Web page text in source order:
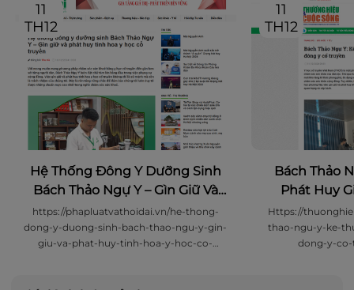
11
TH12
Hệ Thống Đông Y Dưỡng Sinh
Bách Thảo Ngự Y – Gìn Giữ Và
Phát Huy Tinh Hoa Y Học Cổ
Truyền
https://phapluatvathoidai.vn/he-thong-
dong-y-duong-sinh-bach-thao-ngu-y-gin-
giu-va-phat-huy-tinh-hoa-y-hoc-co-
11
TH12
Bách Thảo
Phát Huy
Https://
thao-ngu-y-ke-
dong-y-co-